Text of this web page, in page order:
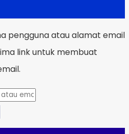
pengguna atau alamat email
link untuk membuat